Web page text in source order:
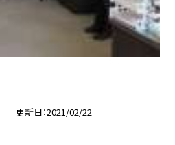
更新日 2021/02/22